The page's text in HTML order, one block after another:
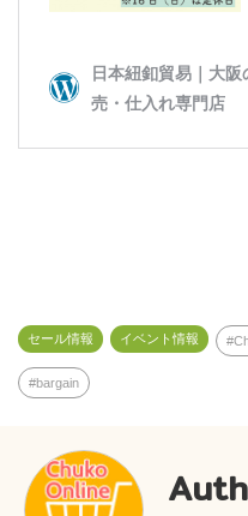
セール情報 イベント情報
bargain